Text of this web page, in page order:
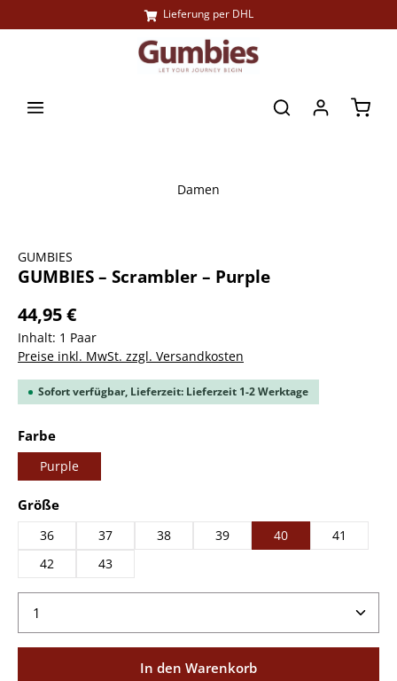
Lieferung per DHL
Damen
GUMBIES
GUMBIES – Scrambler – Purple
44,95 €
Inhalt: 1 Paar
Preise inkl. MwSt. zzgl. Versandkosten
Sofort verfügbar, Lieferzeit: Lieferzeit 1-2 Werktage
Farbeauswählen
Purple
Größeauswählen
36 37 38 39 40
41
42
43
Produkt Anzahl: Gib den gewünschten Wert ein
In den Warenkorb